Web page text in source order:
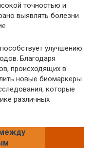
точностью и
выявлять болезни
улучшению
Благодаря
происходящих в
новые биомаркеры
которые
различных